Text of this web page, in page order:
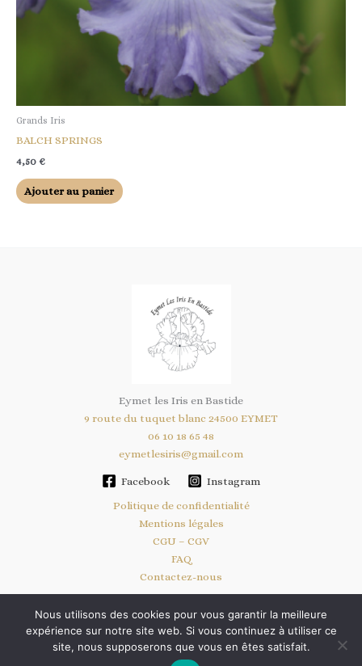
Grands Iris
BALCH SPRINGS
4,50 €
Ajouter au panier
Eymet les Iris en Bastide
9 route du tuquet blanc 24500 EYMET
06 10 18 65 48
eymetlesiris@gmail.com
Facebook Instagram
Politique de confidentialité
Mentions légales
CGU – CGV
FAQ
Contactez-nous
Copyright © 2026 Eymet Les Iris En Bastide | Site géré par
l'agence
Beacom
Nous utilisons des cookies pour vous garantir la meilleure
expérience sur notre site web. Si vous continuez à utiliser ce
site, nous supposerons que vous en êtes satisfait.